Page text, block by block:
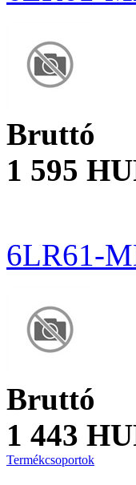
Bruttó
1 595
6LR61-
Bruttó
1 443
Termékcsoportok